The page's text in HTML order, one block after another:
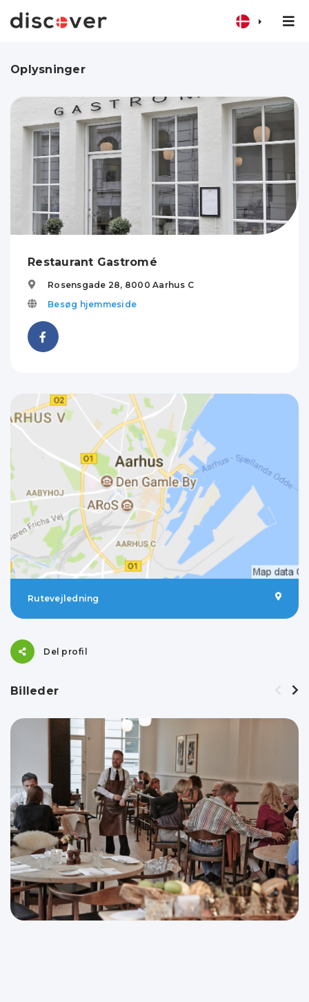
Oplysninger
Restaurant Gastromé
Rosensgade 28, 8000 Aarhus C
Besøg hjemmeside
Rutevejledning
Del profil
Billeder